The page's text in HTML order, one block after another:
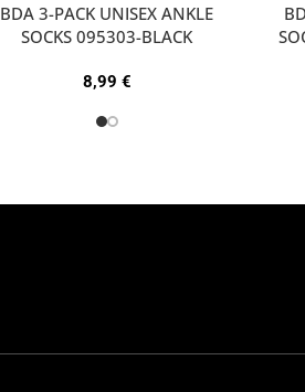
BDA 3-PACK UNISEX ANKLE
SOCKS 095303-BLACK
8,99 €